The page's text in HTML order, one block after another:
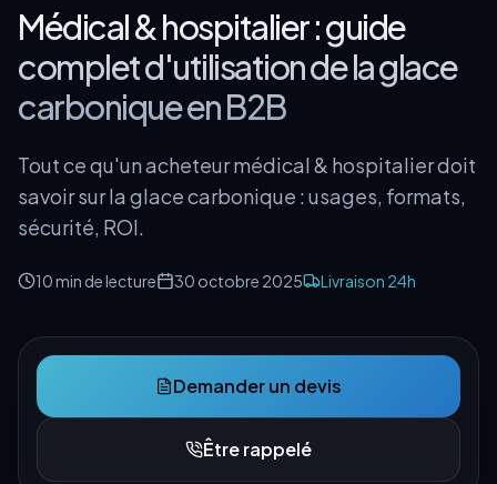
Médical & hospitalier : guide
complet d'utilisation de la glace
carbonique en B2B
Tout ce qu'un acheteur médical & hospitalier doit
savoir sur la glace carbonique : usages, formats,
sécurité, ROI.
10 min de lecture 30 octobre 2025 Livraison 24h
Demander un devis
Être rappelé